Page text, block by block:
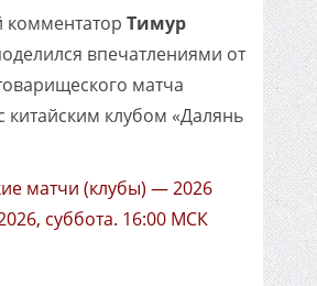
Тимур
впечатлениями от
матча
китайским клубом «Далянь
матчи (клубы) — 2026
суббота. 16:00 МСК